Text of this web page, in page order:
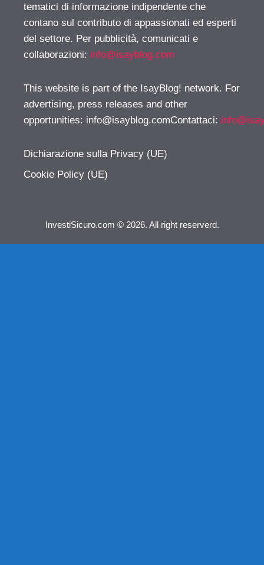
tematici di informazione indipendente che
contano sul contributo di appassionati ed esperti
del settore. Per pubblicità, comunicati e
collaborazioni: info@isayblog.com
This website is part of the IsayBlog! network. For
advertising, press releases and other
opportunities: info@isayblog.comContattaci:
Dichiarazione sulla Privacy (UE)
Cookie Policy (UE)
InvestiSicuro.com © 2026. All right reserverd.